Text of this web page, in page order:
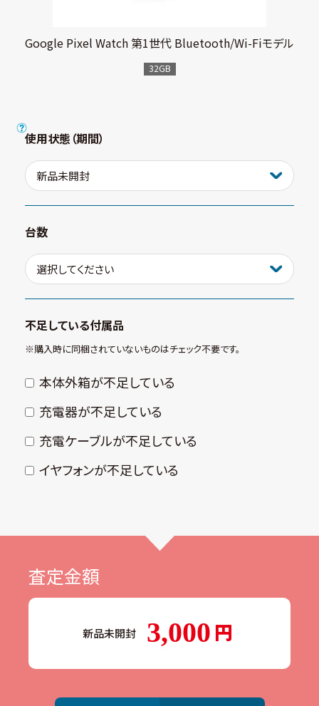
Google Pixel Watch 第1世代 Bluetooth/Wi-Fiモデル
32GB
使用状態（期間）
台数
不足している付属品
※購⼊時に同梱されていないものはチェック不要です。
本体外箱が不⾜している
充電器が不⾜している
充電ケーブルが不⾜している
イヤフォンが不⾜している
査定金額
新品未開封 3,000